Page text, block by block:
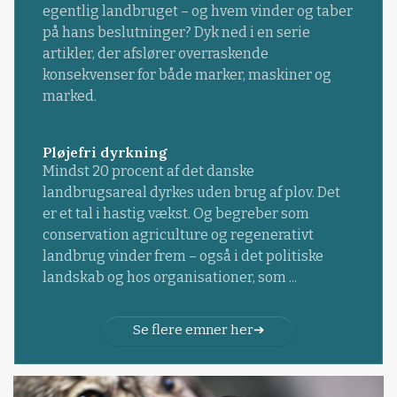
egentlig landbruget – og hvem vinder og taber
på hans beslutninger? Dyk ned i en serie
artikler, der afslører overraskende
konsekvenser for både marker, maskiner og
marked.
Pløjefri dyrkning
Mindst 20 procent af det danske
landbrugsareal dyrkes uden brug af plov. Det
er et tal i hastig vækst. Og begreber som
conservation agriculture og regenerativt
landbrug vinder frem – også i det politiske
landskab og hos organisationer, som ...
Se flere emner her